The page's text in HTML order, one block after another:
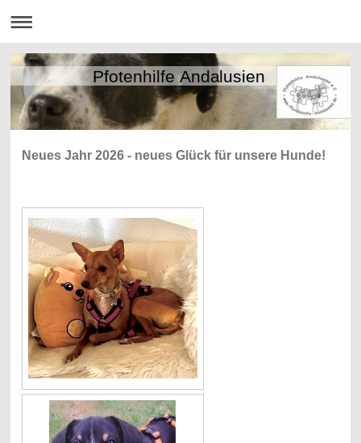
Pfotenhilfe Andalusien
Neues Jahr 2026 - neues Glück für unsere Hunde!